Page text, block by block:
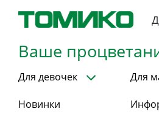
Ваше
Для девочек Для
Новинки